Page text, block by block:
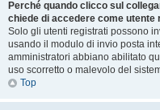
Perché quando clicco sul
chiede di accedere come utente
Solo gli utenti registrati possono
usando il modulo di invio posta
amministratori abbiano abilitato
uso scorretto o malevolo del
Top